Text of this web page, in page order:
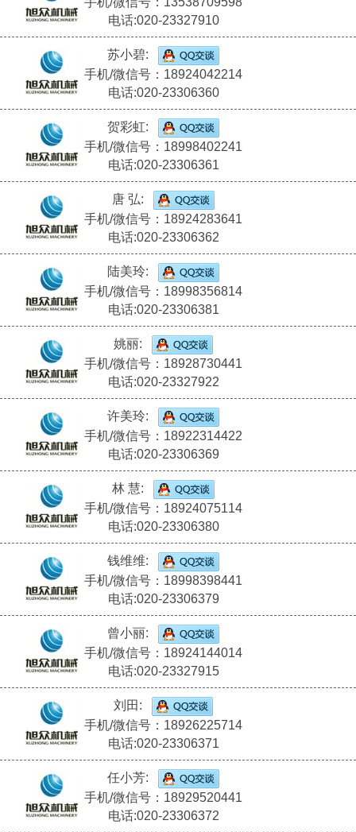
电话:020-23327910
苏小碧:
手机/微信号：18924042214
电话:020-23306360
贺彩虹:
手机/微信号：18998402241
电话:020-23306361
唐 弘:
手机/微信号：18924283641
电话:020-23306362
陆美玲:
手机/微信号：18998356814
电话:020-23306381
姚丽:
手机/微信号：18928730441
电话:020-23327922
许美玲:
手机/微信号：18922314422
电话:020-23306369
林 慧:
手机/微信号：18924075114
电话:020-23306380
钱维维:
手机/微信号：18998398441
电话:020-23306379
曾小丽:
手机/微信号：18924144014
电话:020-23327915
刘田:
手机/微信号：18926225714
电话:020-23306371
任小芳:
手机/微信号：18929520441
电话:020-23306372